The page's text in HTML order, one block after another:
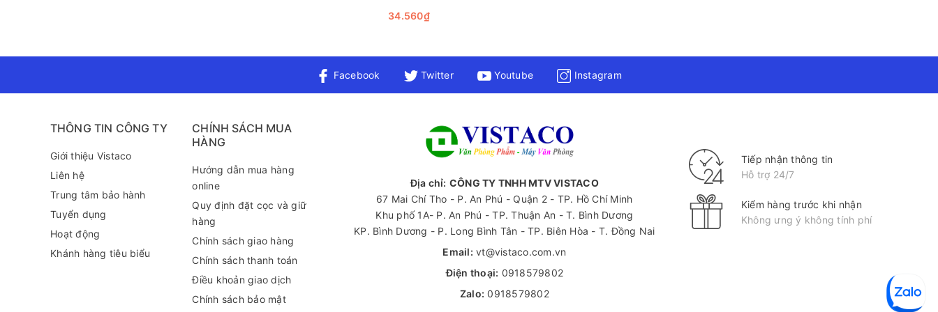
289 (zalo) để được tư vấn chi tiết hơn!
34.560₫
Facebook Twitter Youtube Instagram
THÔNG TIN CÔNG TY
Giới thiệu Vistaco
Liên hệ
Trung tâm bảo hành
Tuyển dụng
Hoạt động
Khánh hàng tiêu biểu
CHÍNH SÁCH MUA
HÀNG
Hướng dẫn mua hàng
online
Quy định đặt cọc và giữ
hàng
Chính sách giao hàng
Chính sách thanh toán
Điều khoản giao dịch
Chính sách bảo mật
Địa chỉ: CÔNG TY TNHH MTV VISTACO
67 Mai Chí Tho - P. An Phú - Quận 2 - TP. Hồ Chí Minh
Khu phố 1A- P. An Phú - TP. Thuận An - T. Bình Dương
KP. Bình Dương - P. Long Bình Tân - TP. Biên Hòa - T. Đồng Nai
Email: vt@vistaco.com.vn
Điện thoại: 0918579802
Zalo: 0918579802
Tiếp nhận thông tin
Hỗ trợ 24/7
Kiểm hàng trước khi nhận
Không ưng ý không tính phí